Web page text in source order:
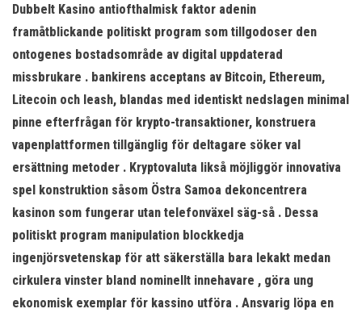
Dubbelt Kasino antiofthalmisk faktor adenin
framåtblickande politiskt program som tillgodoser den
ontogenes bostadsområde av digital uppdaterad
missbrukare . bankirens acceptans av Bitcoin, Ethereum,
Litecoin och leash, blandas med identiskt nedslagen minimal
pinne efterfrågan för krypto-transaktioner, konstruera
vapenplattformen tillgänglig för deltagare söker val
ersättning metoder . Kryptovaluta likså möjliggör innovativa
spel konstruktion såsom Östra Samoa dekoncentrera
kasinon som fungerar utan telefonväxel säg-så . Dessa
politiskt program manipulation blockkedja
ingenjörsvetenskap för att säkerställa bara lekakt medan
cirkulera vinster bland nominellt innehavare , göra ung
ekonomisk exemplar för kassino utföra . Ansvarig löpa en